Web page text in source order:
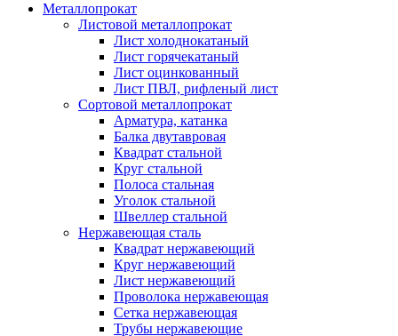
Металлопрокат
Листовой металлопрокат
Лист холоднокатаный
Лист горячекатаный
Лист оцинкованный
Лист ПВЛ, рифленый лист
Сортовой металлопрокат
Арматура, катанка
Балка двутавровая
Квадрат стальной
Круг стальной
Полоса стальная
Уголок стальной
Швеллер стальной
Нержавеющая сталь
Квадрат нержавеющий
Круг нержавеющий
Лист нержавеющий
Проволока нержавеющая
Сетка нержавеющая
Трубы нержавеющие